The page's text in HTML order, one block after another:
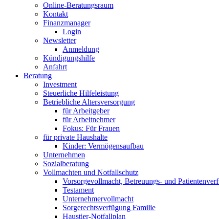
Online-Beratungsraum
Kontakt
Finanzmanager
Login
Newsletter
Anmeldung
Kündigungshilfe
Anfahrt
Beratung
Investment
Steuerliche Hilfeleistung
Betriebliche Altersversorgung
für Arbeitgeber
für Arbeitnehmer
Fokus: Für Frauen
für private Haushalte
Kinder: Vermögensaufbau
Unternehmen
Sozialberatung
Vollmachten und Notfallschutz
Vorsorgevollmacht, Betreuungs- und
Testament
Unternehmer­vollmacht
Sorgerechtsverfügung Familie
Haustier-Notfallplan